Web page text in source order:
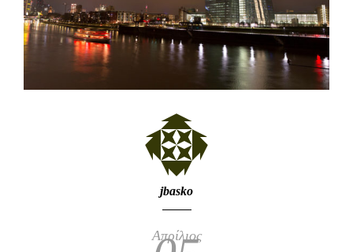
jbasko
Απρίλιος